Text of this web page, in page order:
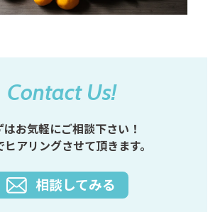
Contact Us!
はお気軽にご相談下さい！
アリングさせて頂きます。
相談してみる